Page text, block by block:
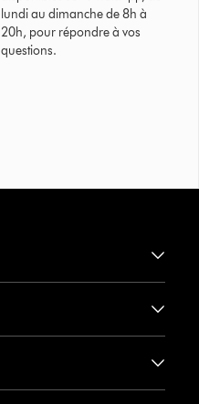
lundi au dimanche de 8h à
20h, pour répondre à vos
questions.